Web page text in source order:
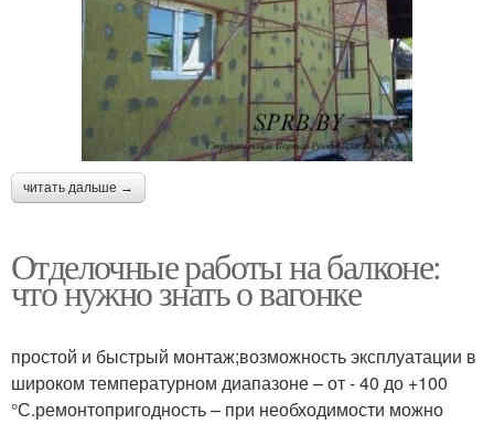
читать дальше →
Отделочные работы на балконе:
что нужно знать о вагонке
простой и быстрый монтаж;возможность эксплуатации в
широком температурном диапазоне – от - 40 до +100
°С.ремонтопригодность – при необходимости можно